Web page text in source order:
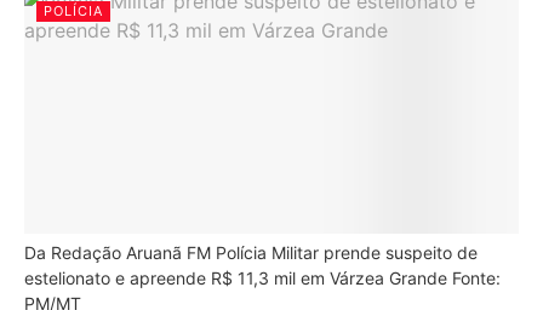
POLÍCIA
Da Redação Aruanã FM Polícia Militar prende suspeito de
estelionato e apreende R$ 11,3 mil em Várzea Grande Fonte:
PM/MT